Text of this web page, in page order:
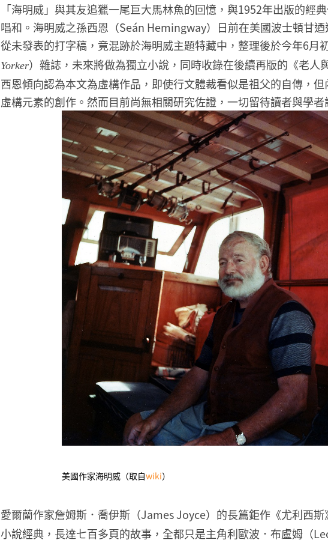
「海明威」與其友追獵一尾巨大馬林魚的回憶，與1952年出版的經
唱和。海明威之孫西恩（Seán Hemingway）日前在美國波士頓甘
從未發表的打字稿，竟混跡於海明威主題特藏中，整理後於今年6月
Yorker）雜誌，未來將做為獨立小說，同時收錄在後續再版的《老人
西恩傾向認為本文為虛構作品，即使行文體裁看似是祖父的自傳，
虛構元素的創作。然而目前尚無相關研究佐證，一切留待讀者與學者
美國作家海明威（取自wiki）
愛爾蘭作家詹姆斯．喬伊斯（James Joyce）的長篇鉅作《尤利西斯
小說經典，長達七百多頁的故事，全都只是主角利歐波．布盧姆（